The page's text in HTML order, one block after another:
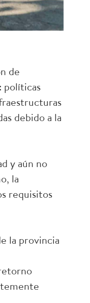
de
políticas
debido a la
y aún no
la
requisitos
la provincia